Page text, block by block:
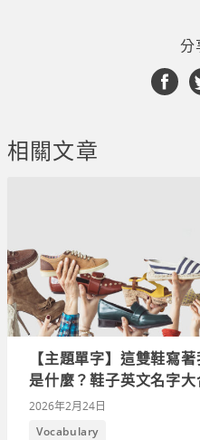
分
相關文章
【主題單字】這雙鞋寫
是什麼？鞋子英文名字大
2026年2月24日
Vocabulary